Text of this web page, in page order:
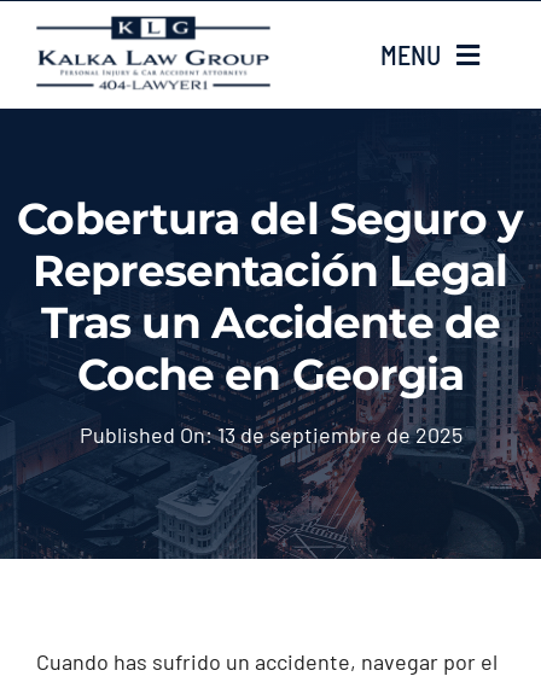
content
MENU
Sobre nosotros
CASE TYPES
Case Results
LOCATIONS
Contacta con nosotros
Cobertura del Seguro y
Representación Legal
Tras un Accidente de
Coche en Georgia
Published On: 13 de septiembre de 2025
Cuando has sufrido un accidente, navegar por el